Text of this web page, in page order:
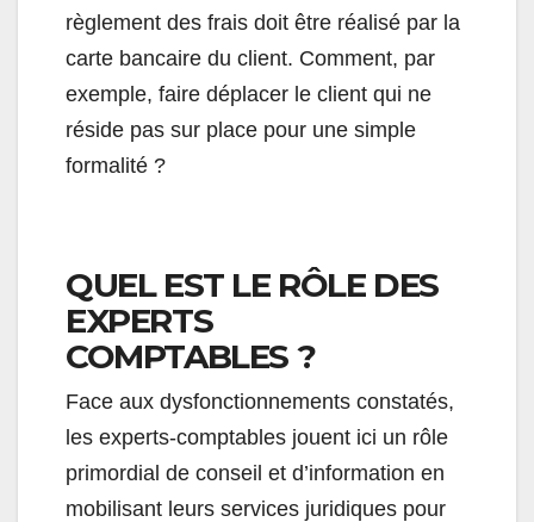
règlement des frais doit être réalisé par la
carte bancaire du client. Comment, par
exemple, faire déplacer le client qui ne
réside pas sur place pour une simple
formalité ?
QUEL EST LE RÔLE DES
EXPERTS
COMPTABLES ?
Face aux dysfonctionnements constatés,
les experts-comptables jouent ici un rôle
primordial de conseil et d’information en
mobilisant leurs services juridiques pour